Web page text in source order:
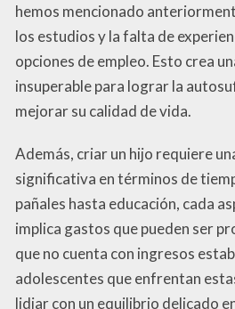
hemos mencionado
los estudios y la falta de
opciones de empleo. Esto crea
insuperable para lograr la
mejorar su calidad de vida.
Además, criar un hijo requiere
significativa en términos de
pañales hasta educación, cada
implica gastos que pueden ser
que no cuenta con ingresos
adolescentes que enfrentan
lidiar con un equilibrio delicado